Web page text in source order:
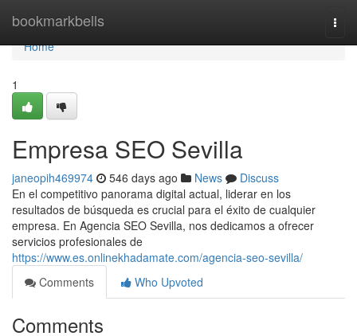
bookmarkbells
Home
Home
1
Empresa SEO Sevilla
janeopih469974 546 days ago News
Discuss
En el competitivo panorama digital actual, liderar en los
resultados de búsqueda es crucial para el éxito de cualquier
empresa. En Agencia SEO Sevilla, nos dedicamos a ofrecer
servicios profesionales de
https://www.es.onlinekhadamate.com/agencia-seo-sevilla/
Comments
Who Upvoted
Comments